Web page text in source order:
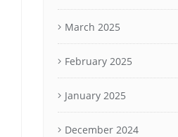
March 2025
February 2025
January 2025
December 2024